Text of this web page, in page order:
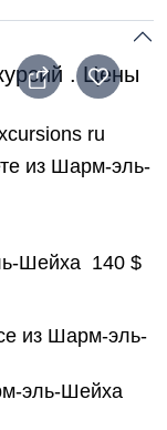
. Цены
ru
из Шарм-эль-
Шейха 140 $
из Шарм-эль-
эль-Шейха